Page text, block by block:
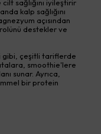
sağlığını iyileştirir
kalp sağlığını
açısından
destekler ve
gibi, çeşitli tariflerde
smoothie'lere
sunar. Ayrıca,
bir protein